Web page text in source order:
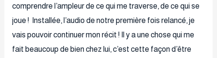
comprendre l’ampleur de ce qui me traverse, de ce qui se
joue ! Installée, l’audio de notre première fois relancé, je
vais pouvoir continuer mon récit ! Il y a une chose qui me
fait beaucoup de bien chez lui, c’est cette façon d’être